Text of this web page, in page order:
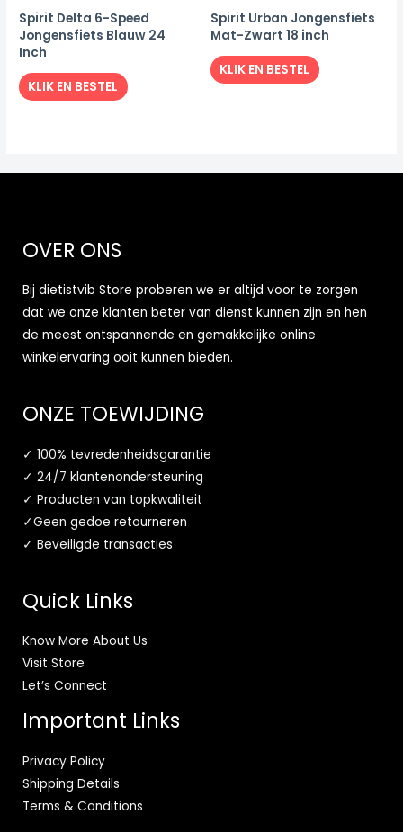
Spirit Delta 6-Speed
Jongensfiets Blauw 24
Inch
KLIK EN BESTEL
Spirit Urban Jongensfiets
Mat-Zwart 18 inch
KLIK EN BESTEL
OVER ONS
Bij dietistvib Store proberen we er altijd voor te zorgen
dat we onze klanten beter van dienst kunnen zijn en hen
de meest ontspannende en gemakkelijke online
winkelervaring ooit kunnen bieden.
ONZE TOEWIJDING
✓ 100% tevredenheidsgarantie
✓ 24/7 klantenondersteuning
✓ Producten van topkwaliteit
✓Geen gedoe retourneren
✓ Beveiligde transacties
Quick Links
Know More About Us
Visit Store
Let’s Connect
Important Links
Privacy Policy
Shipping Details
Terms & Conditions